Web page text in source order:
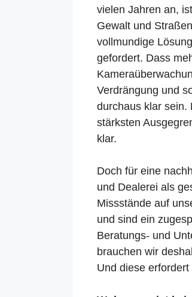
vielen Jahren an,
Gewalt und
vollmundige
gefordert. Dass
Verdrängung und
durchaus klar sein.
stärksten
klar.
Doch für eine
und Dealerei als
Missstände auf
und sind ein
Beratungs- und
brauchen wir
Und diese